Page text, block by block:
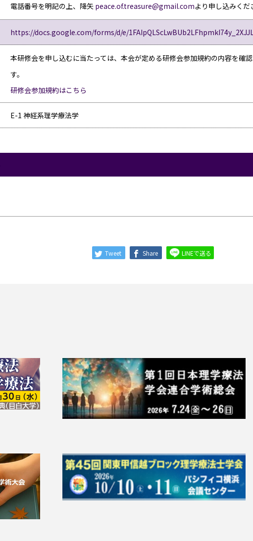
電話番号を明記の上、降矢 peace.of.treasure@gmail.comより申し込みくだ
https://docs.google.com/forms/d/e/
本研修会を申し込むに当たっては、本会が定める研修会参加規約の内容を確
す。
研修会参加規約はこちら
E-1 神経系理学療法学
Tweet Share LINEで送る